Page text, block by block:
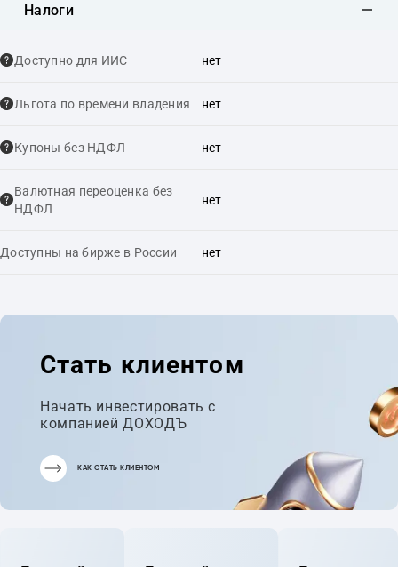
Налоги
Доступно для ИИС нет
Льгота по времени владения нет
Купоны без НДФЛ нет
Валютная переоценка без
НДФЛ
нет
Доступны на бирже в России нет
Стать клиентом
Начать инвестировать с
компанией ДОХОДЪ
КАК СТАТЬ КЛИЕНТОМ